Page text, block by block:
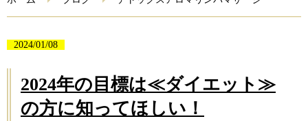
岩盤ヨガ・岩盤浴
ご予約はこちら
2024/01/08
2024年の目標は≪ダイエット≫
の方に知ってほしい！